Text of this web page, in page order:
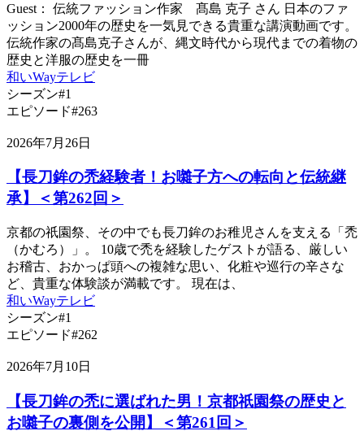
Guest： 伝統ファッション作家 髙島 克子 さん 日本のファ
ッション2000年の歴史を一気見できる貴重な講演動画です。
伝統作家の髙島克子さんが、縄文時代から現代までの着物の
歴史と洋服の歴史を一冊
和いWayテレビ
シーズン#1
エピソード#263
2026年7月26日
【長刀鉾の禿経験者！お囃子方への転向と伝統継
承】＜第262回＞
京都の祇園祭、その中でも長刀鉾のお稚児さんを支える「禿
（かむろ）」。 10歳で禿を経験したゲストが語る、厳しい
お稽古、おかっぱ頭への複雑な思い、化粧や巡行の辛さな
ど、貴重な体験談が満載です。 現在は、
和いWayテレビ
シーズン#1
エピソード#262
2026年7月10日
【長刀鉾の禿に選ばれた男！京都祇園祭の歴史と
お囃子の裏側を公開】＜第261回＞